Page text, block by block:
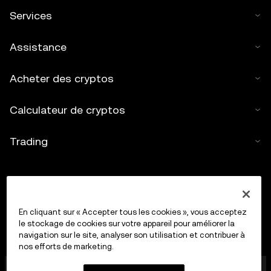
Services
Assistance
Acheter des cryptos
Calculateur de cryptos
Trading
OkX Europe Limited, opérant sous le nom commercial
En cliquant sur « Accepter tous les cookies », vous acceptez
le stockage de cookies sur votre appareil pour améliorer la
navigation sur le site, analyser son utilisation et contribuer à
nos efforts de marketing.